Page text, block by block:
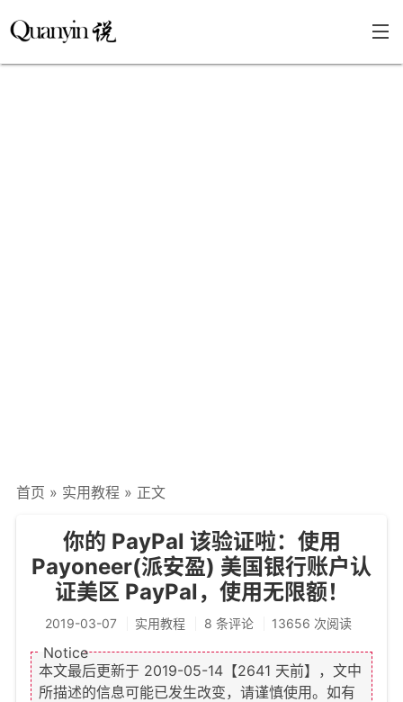
友情链接
赞赏与支持
首页 » 实用教程 » 正文
你的 PayPal 该验证啦：使用
Payoneer(派安盈) 美国银行账户认
证美区 PayPal，使用无限额！
2019-03-07 实用教程 8 条评论 13656 次阅读
本文最后更新于 2019-05-14 【2641 天前】，文中
所描述的信息可能已发生改变，请谨慎使用。如有